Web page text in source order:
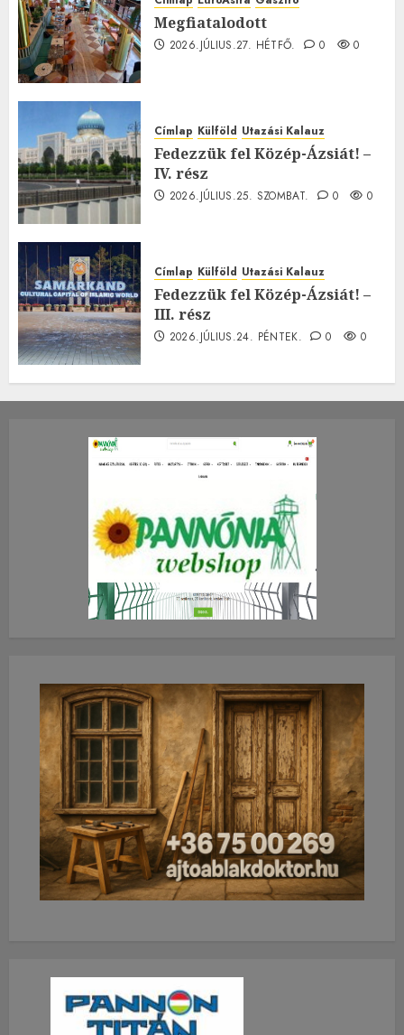
Megfiatalodott
2026.JÚLIUS.27. HÉTFŐ. 0 0
Címlap Külföld Utazási Kalauz
Fedezzük fel Közép-Ázsiát! –
IV. rész
2026.JÚLIUS.25. SZOMBAT. 0 0
Címlap Külföld Utazási Kalauz
Fedezzük fel Közép-Ázsiát! –
III. rész
2026.JÚLIUS.24. PÉNTEK. 0 0